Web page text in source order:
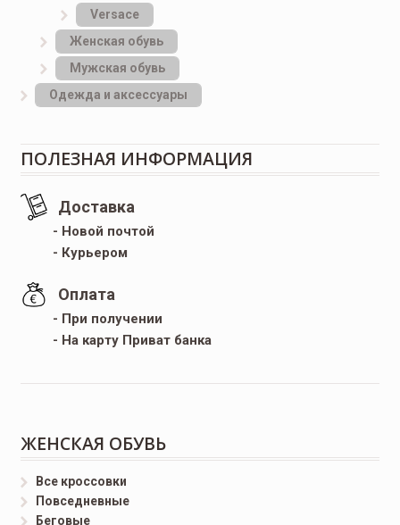
Versace
Женская обувь
Мужская обувь
Одежда и аксессуары
ПОЛЕЗНАЯ ИНФОРМАЦИЯ
Доставка
- Новой почтой
- Курьером
Оплата
- При получении
- На карту Приват банка
ЖЕНСКАЯ ОБУВЬ
Все кроссовки
Повседневные
Беговые